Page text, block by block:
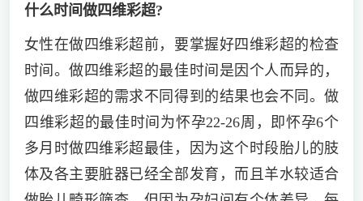
什么时间做四维彩超?
女性在做四维彩超前，要掌握好四维彩超的检查
时间。做四维彩超的最佳时间是因个人而异的，
做四维彩超的需求不同得到的结果也会不同。做
四维彩超的最佳时间为怀孕22-26周，即怀孕6个
多月时做四维彩超最佳，因为这个时段胎儿的肢
体及各主要脏器已经全部发育，而且羊水较适合